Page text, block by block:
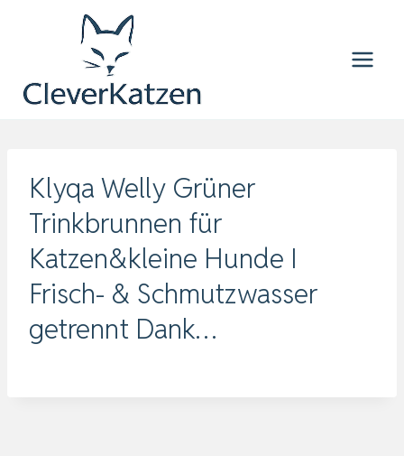
Klyqa Welly Grüner
Trinkbrunnen für
Katzen&kleine Hunde I
Frisch- & Schmutzwasser
getrennt Dank…